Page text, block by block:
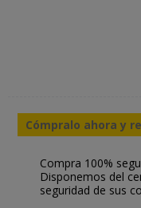
Cómpralo ahora y
Compra 100%
Disponemos del
seguridad de sus